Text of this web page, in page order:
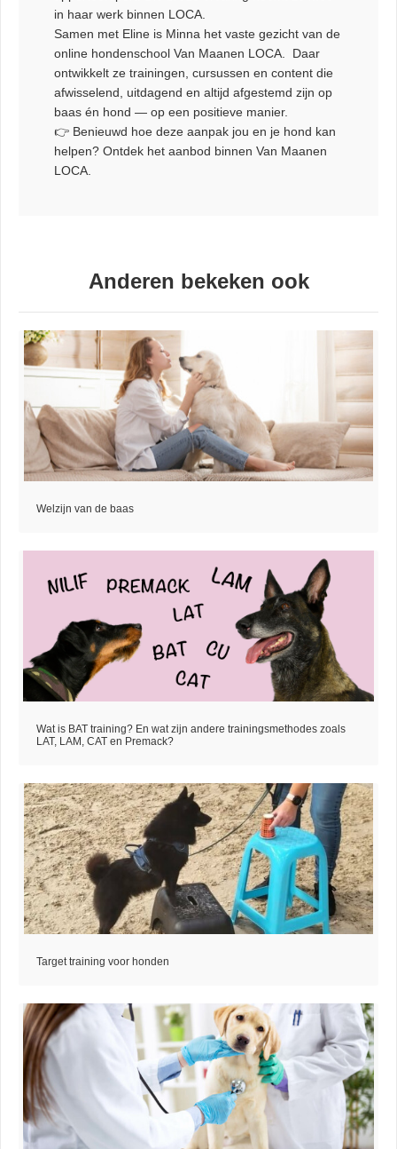
in haar werk binnen LOCA.
Samen met Eline is Minna het vaste gezicht van de
online hondenschool Van Maanen LOCA. Daar
ontwikkelt ze trainingen, cursussen en content die
afwisselend, uitdagend en altijd afgestemd zijn op
baas én hond — op een positieve manier.
👉 Benieuwd hoe deze aanpak jou en je hond kan
helpen? Ontdek het aanbod binnen Van Maanen
LOCA.
Anderen bekeken ook
Welzijn van de baas
Wat is BAT training? En wat zijn andere trainingsmethodes zoals
LAT, LAM, CAT en Premack?
Target training voor honden